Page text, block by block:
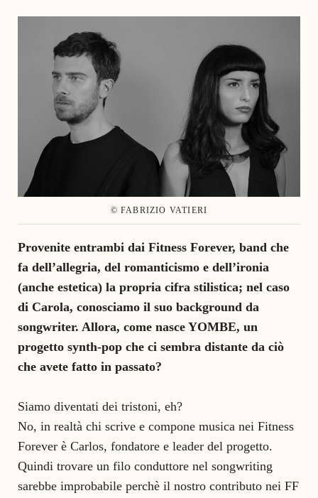
© FABRIZIO VATIERI
Provenite entrambi dai Fitness Forever, band che
fa dell’allegria, del romanticismo e dell’ironia
(anche estetica) la propria cifra stilistica; nel caso
di Carola, conosciamo il suo background da
songwriter. Allora, come nasce YOMBE, un
progetto synth-pop che ci sembra distante da ciò
che avete fatto in passato?
Siamo diventati dei tristoni, eh?
No, in realtà chi scrive e compone musica nei Fitness
Forever è Carlos, fondatore e leader del progetto.
Quindi trovare un filo conduttore nel songwriting
sarebbe improbabile perchè il nostro contributo nei FF